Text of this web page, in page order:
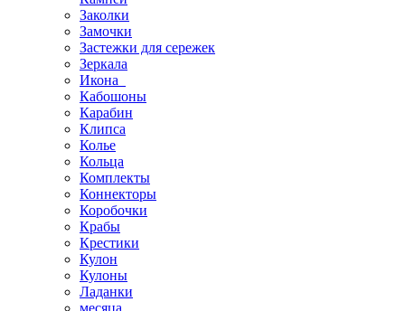
Заколки
Замочки
Застежки для сережек
Зеркала
Икона
Кабошоны
Карабин
Клипса
Колье
Кольца
Комплекты
Коннекторы
Коробочки
Крабы
Крестики
Кулон
Кулоны
Ладанки
месяца